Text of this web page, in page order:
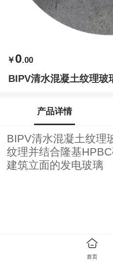
￥ 0.00
BIPV清水混凝土纹理玻
产品详情
BIPV清水混凝土纹理
纹理并结合隆基
建筑立面的发电玻璃
首页